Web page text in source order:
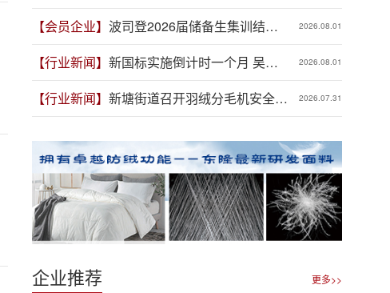
【会员企业】 波司登2026届储备生集训结
营，青春力量赋能品牌新程
2026.08.01
【行业新闻】 新国标实施倒计时一个月 吴川
羽绒企业集体“抢跑”新规
2026.08.01
【行业新闻】 新塘街道召开羽绒分毛机安全生
产专项整治推进会
2026.07.31
企业推荐 更多>>